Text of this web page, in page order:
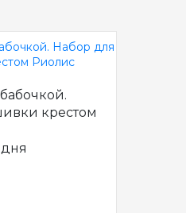
крестом
дня